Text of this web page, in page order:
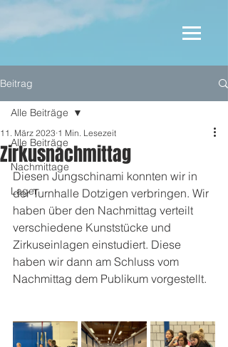
Beitrag
Alle Beiträge
Nachmittage
Lager
Alle Beiträge
Zirkusnachmittag
11. März 2023 1 Min. Lesezeit
Diesen Jungschinami konnten wir in
der Turnhalle Dotzigen verbringen. Wir
haben über den Nachmittag verteilt
verschiedene Kunststücke und
Zirkuseinlagen einstudiert. Diese
haben wir dann am Schluss vom
Nachmittag dem Publikum vorgestellt.